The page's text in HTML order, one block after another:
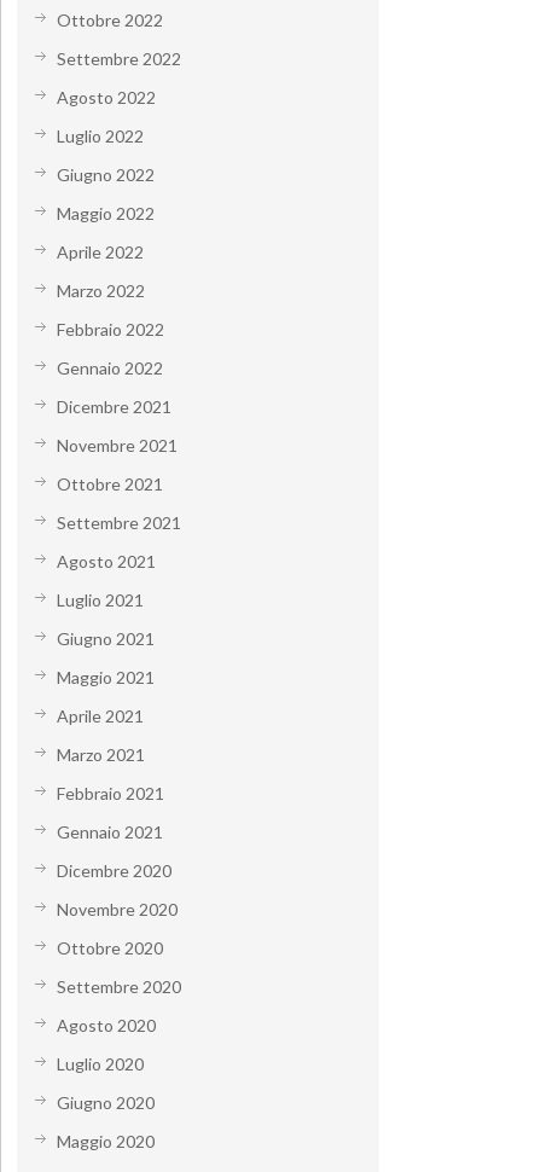
Ottobre 2022
Settembre 2022
Agosto 2022
Luglio 2022
Giugno 2022
Maggio 2022
Aprile 2022
Marzo 2022
Febbraio 2022
Gennaio 2022
Dicembre 2021
Novembre 2021
Ottobre 2021
Settembre 2021
Agosto 2021
Luglio 2021
Giugno 2021
Maggio 2021
Aprile 2021
Marzo 2021
Febbraio 2021
Gennaio 2021
Dicembre 2020
Novembre 2020
Ottobre 2020
Settembre 2020
Agosto 2020
Luglio 2020
Giugno 2020
Maggio 2020